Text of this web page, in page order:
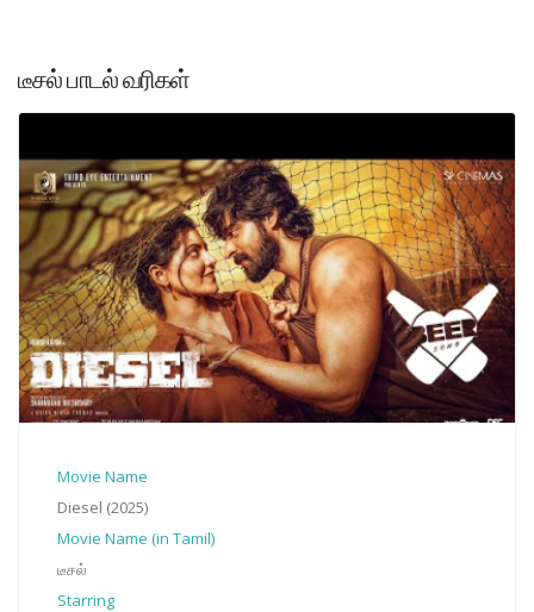
டீசல் பாடல் வரிகள்
Movie Name
Diesel (2025)
Movie Name (in Tamil)
டீசல்
Starring